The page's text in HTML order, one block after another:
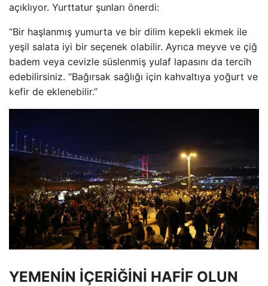
açıklıyor. Yurttatur şunları önerdi:
“Bir haşlanmış yumurta ve bir dilim kepekli ekmek ile
yeşil salata iyi bir seçenek olabilir. Ayrıca meyve ve çiğ
badem veya cevizle süslenmiş yulaf lapasını da tercih
edebilirsiniz. “Bağırsak sağlığı için kahvaltıya yoğurt ve
kefir de eklenebilir.”
YEMENİN İÇERİĞİNİ HAFİF OLUN